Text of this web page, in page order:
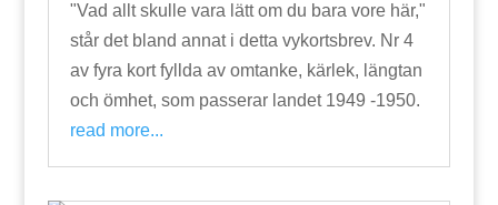
"Vad allt skulle vara lätt om du bara vore här,"
står det bland annat i detta vykortsbrev. Nr 4
av fyra kort fyllda av omtanke, kärlek, längtan
och ömhet, som passerar landet 1949 -1950.
read more...